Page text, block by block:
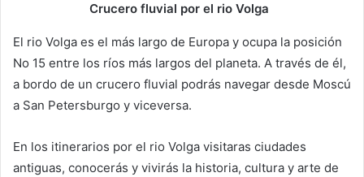
Crucero fluvial por el rio Volga
El rio Volga es el más largo de Europa y ocupa la posición
No 15 entre los ríos más largos del planeta. A través de él,
a bordo de un crucero fluvial podrás navegar desde Moscú
a San Petersburgo y viceversa.
En los itinerarios por el rio Volga visitaras ciudades
antiguas, conocerás y vivirás la historia, cultura y arte de